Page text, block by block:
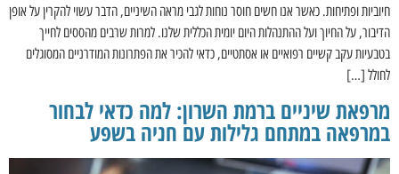
חיוביות ופתיחות. כאשר אנו חשים חוסר נוחות לגבי מראה השיניים, הדבר עשוי להקרין על אופן
הדיבור, על החיוך ועל ההתנהלות היום יומית הכללית שלנו. למרות שרבים מהססים לחייך
בטבעיות עקב קשיים רפואיים או אסתטיים, כדאי להכיר את הפתרונות המודרניים המסוגלים
לחולל […]
מרפאת שיניים ברמת השרון: למה כדאי לבחור
במרפאה במתחם גלילות עם חניה בשפע